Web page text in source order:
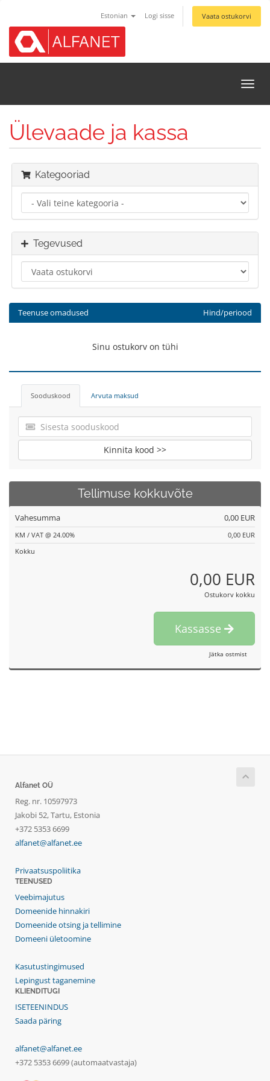
Estonian Logi sisse Vaata ostukorvi
Ülevaade ja kassa
Kategooriad
Tegevused
Teenuse omadused Hind/periood
Sinu ostukorv on tühi
Sooduskood Arvuta maksud
Kinnita kood >>
Tellimuse kokkuvõte
Vahesumma 0,00 EUR
KM / VAT @ 24.00%
0,00 EUR
Kokku
0,00 EUR
Ostukorv kokku
Kassasse
Jätka ostmist
Alfanet OÜ
Reg. nr. 10597973
Jakobi 52, Tartu, Estonia
+372 5353 6699
alfanet@alfanet.ee
Privaatsuspoliitika
TEENUSED
Veebimajutus
Domeenide hinnakiri
Domeenide otsing ja tellimine
Domeeni ületoomine
Kasutustingimused
Lepingust taganemine
KLIENDITUGI
ISETEENINDUS
Saada päring
alfanet@alfanet.ee
+372 5353 6699 (automaatvastaja)